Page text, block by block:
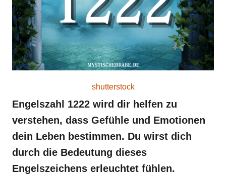
shutterstock
Engelszahl 1222 wird dir helfen zu
verstehen, dass Gefühle und Emotionen
dein Leben bestimmen. Du wirst dich
durch die Bedeutung dieses
Engelszeichens erleuchtet fühlen.